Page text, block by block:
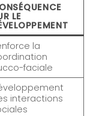
LE
la
faciale
interactions